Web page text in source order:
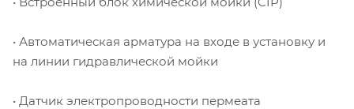
• Автоматическая арматура на входе в установку и
на линии гидравлической мойки
• Датчик электропроводности пермеата